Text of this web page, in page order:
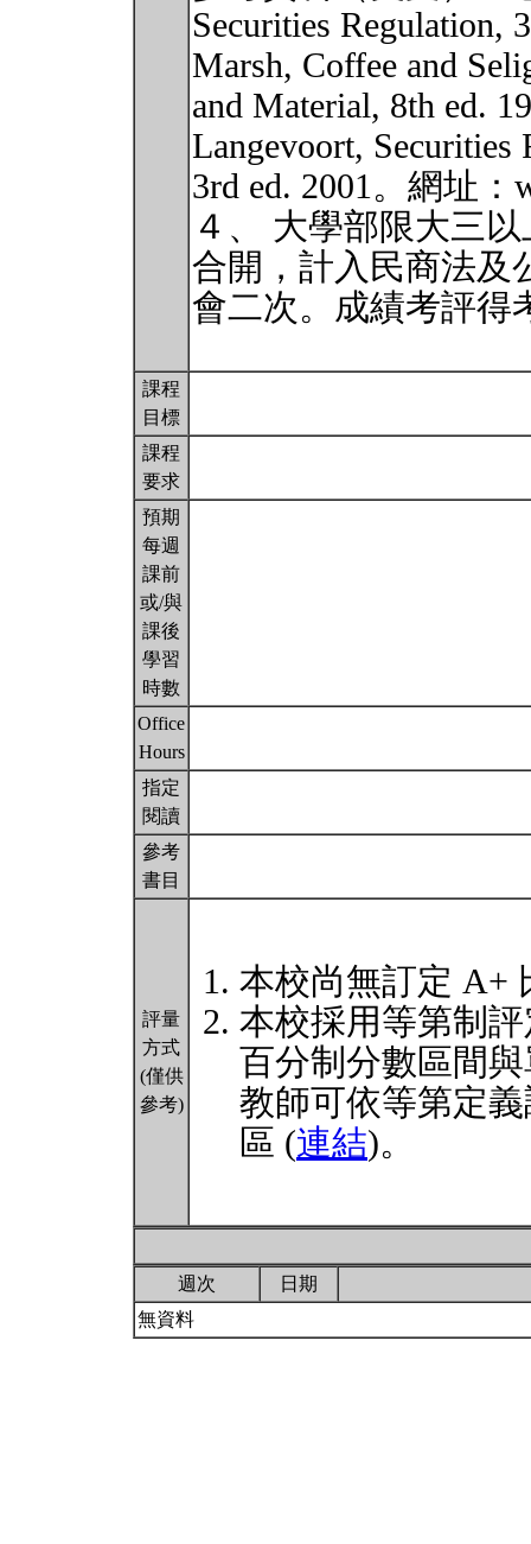
Securities Regulation,
Marsh, Coffee and
and Material, 8th ed.
Langevoort, Securities
3rd ed. 2001。網址：
４、 大學部限大三
合開，計入民商法及
會二次。成績考評得
課程
目標
課程
要求
預期
每週
課前
或/與
課後
學習
時數
Office
Hours
指定
閱讀
參考
書目
評量
方式
(僅供
參考)
本校尚無訂定 A+
本校採用等第制
百分制分數區間
教師可依等第定
區 (連結)。
週次
日期
無資料